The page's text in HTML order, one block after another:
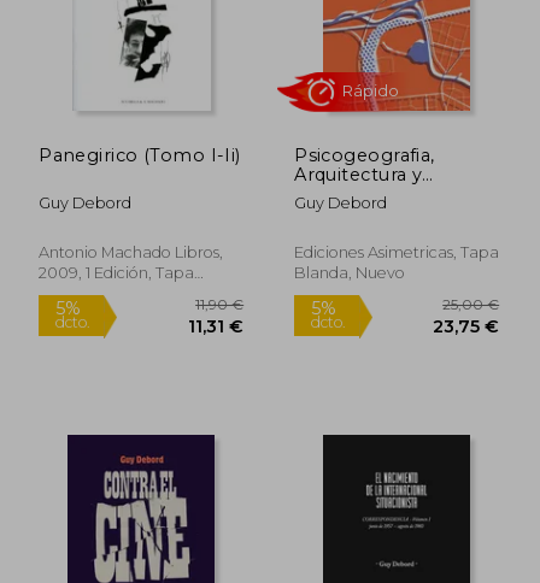
dcto.
Panegirico (Tomo I-Ii)
Guy Debord
Antonio Machado Libros,
2009, 1 Edición, Tapa
Blanda, Nuevo
Psicogeografia,
Arquitectura y
Urbanismo
Guy Debord
Ediciones Asimetricas, Tapa
Blanda, Nuevo